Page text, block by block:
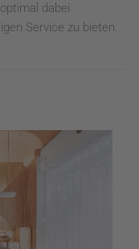
dabei
Service zu bieten.